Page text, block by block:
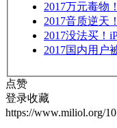
2017万元毒物
2017音质逆天
2017没法买！
2017国内用户
点赞
登录收藏
https://www.miliol.org/